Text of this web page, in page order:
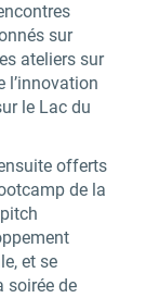
sur
ateliers sur
l’innovation
le Lac du
offerts
de la
, et se
soirée de